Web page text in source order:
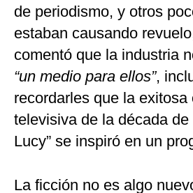
de periodismo, y otros
estaban causando
comentó que la industria
“un medio para ellos”,
recordarles que la exitosa
televisiva de la década de
Lucy” se inspiró en un
La ficción no es algo